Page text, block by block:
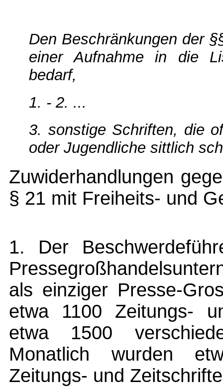
Den Beschränkungen der
einer Aufnahme in die
bedarf,
1. - 2. ...
3. sonstige Schriften, die
oder Jugendliche sittlich
Zuwiderhandlungen
§ 21 mit Freiheits- und
1. Der
als einziger Presse-
etwa 1100 Zeitungs-
etwa 1500
Monatlich wurden
Zeitungs- und